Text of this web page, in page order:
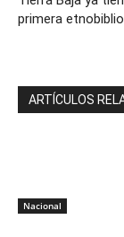
primera
ARTÍCULOS
Nacional